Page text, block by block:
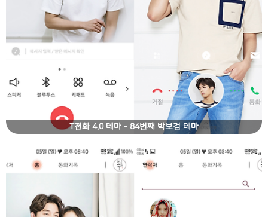
T전화 4.0 테마 - 84번째 박보검 테마